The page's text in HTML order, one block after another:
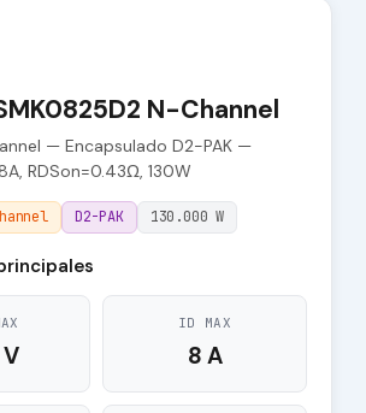
N-Channel
— Encapsulado D2-PAK —
RDSon=0.43Ω, 130W
D2-PAK 130.000 W
ID MAX
8 A